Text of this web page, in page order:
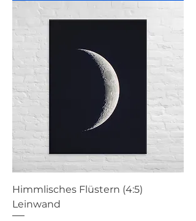
Himmlisches Flüstern (4:5)
Leinwand